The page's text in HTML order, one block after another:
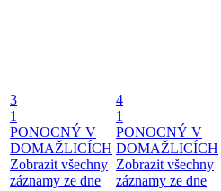
3
1
PONOCNÝ V
DOMAŽLICÍCH
Zobrazit všechny
záznamy ze dne
4
1
PONOCNÝ V
DOMAŽLICÍCH
Zobrazit všechny
záznamy ze dne